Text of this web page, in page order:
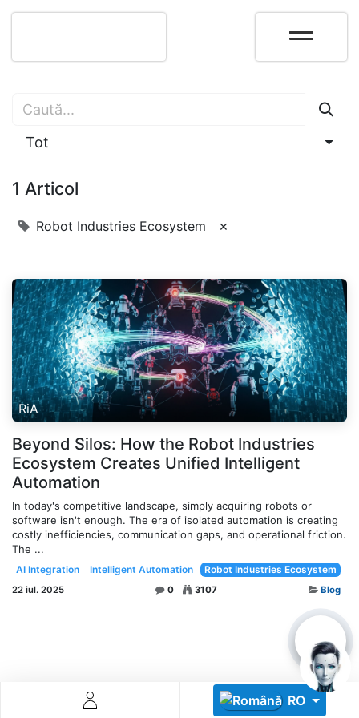
RO
Tot
1 Articol
Robot Industries Ecosystem ×
RiA
Beyond Silos: How the Robot Industries
Ecosystem Creates Unified Intelligent
Automation
In today's competitive landscape, simply acquiring robots or
software isn't enough. The era of isolated automation is creating
costly inefficiencies, communication gaps, and operational friction.
The ...
AI Integration Intelligent Automation Robot Industries Ecosystem
22 iul. 2025 0 3107 Blog
Descoperă RiA Ecosystem
Platformă integrată pentru managementul flotei de roboți
Monitorizare în timp real și analiză date
Conectează roboți, software și servicii într-o singură
soluție
Scalabil de la 1 robot la zeci de unități